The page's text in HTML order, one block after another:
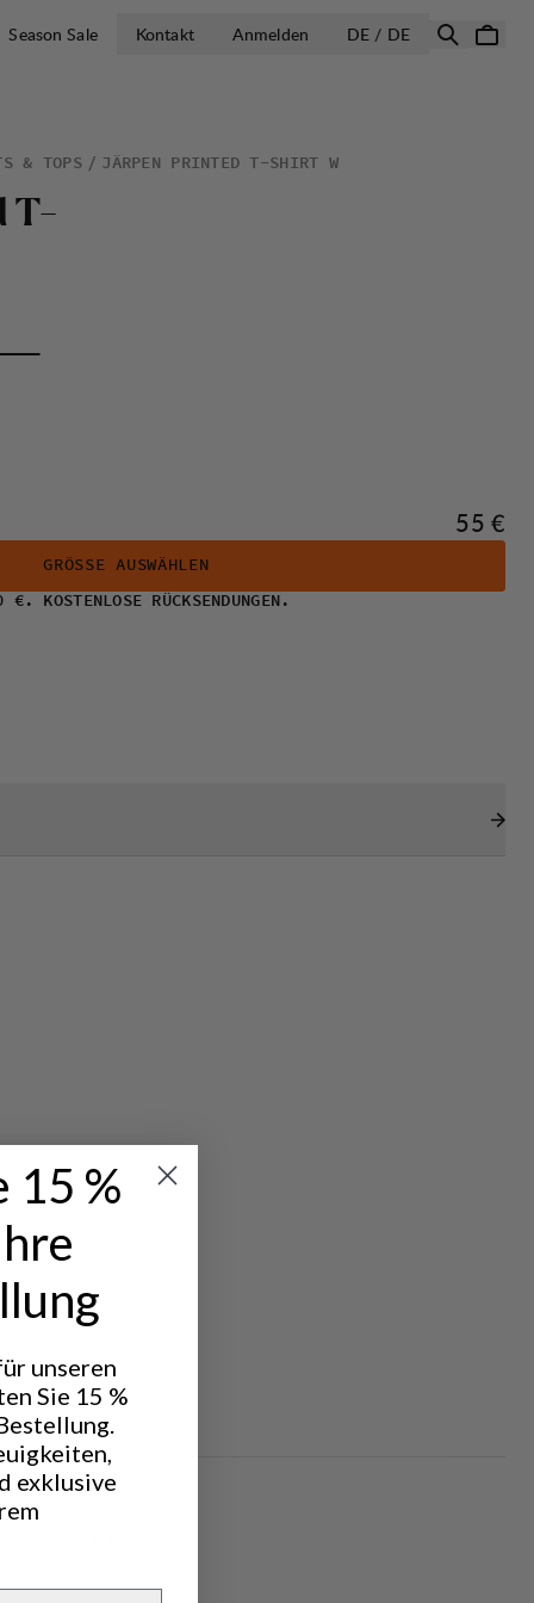
Season Sale Kontakt Anmelden DE / DELAND
& TOPS JÄRPEN PRINTED T-SHIRT W
T-
Preis:
55 €
GRÖSSE AUSWÄHLEN
KOSTENLOSE RÜCKSENDUNGEN.
15 %
unseren
Sie 15 %
exklusive